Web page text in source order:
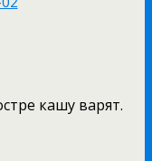
кашу варят.